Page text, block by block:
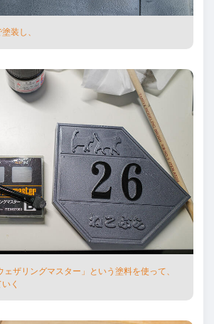
装し、
ェザリングマスター」という塗料を使って、
く